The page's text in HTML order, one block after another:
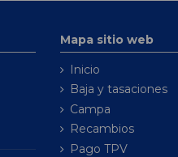
Mapa sitio web
Inicio
Baja y tasaciones
Campa
Recambios
Pago TPV